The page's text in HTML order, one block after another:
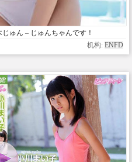
じゅん – じゅんちゃんです！
机构: ENFD